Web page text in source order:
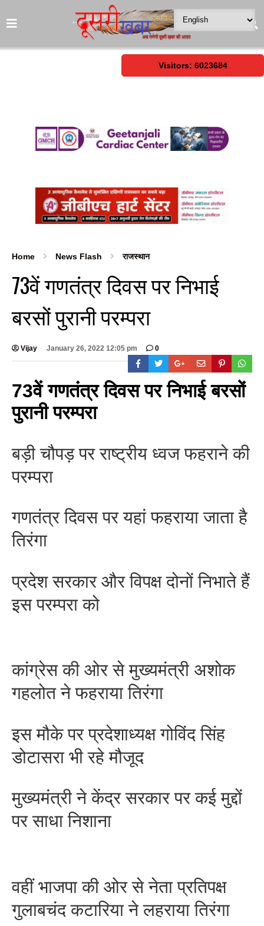
Visitors: 6023684
Home News Flash राजस्थान
73वें गणतंत्र दिवस पर निभाई
बरसों पुरानी परम्परा
Vijay January 26, 2022 12:05 pm 0
73वें गणतंत्र दिवस पर निभाई बरसों
पुरानी परम्परा
बड़ी चौपड़ पर राष्ट्रीय ध्वज फहराने की
परम्परा
गणतंत्र दिवस पर यहां फहराया जाता है
तिरंगा
प्रदेश सरकार और विपक्ष दोनों निभाते हैं
इस परम्परा को
कांग्रेस की ओर से मुख्यमंत्री अशोक
गहलोत ने फहराया तिरंगा
इस मौके पर प्रदेशाध्यक्ष गोविंद सिंह
डोटासरा भी रहे मौजूद
मुख्यमंत्री ने केंद्र सरकार पर कई मुद्दों
पर साधा निशाना
वहीं भाजपा की ओर से नेता प्रतिपक्ष
गुलाबचंद कटारिया ने लहराया तिरंगा
का संदेश: ब्रिक्स सम्मेलन में
छोटे उद्योगों, स्टार्टअप और
रोजगार बढ़ाने पर सहमति